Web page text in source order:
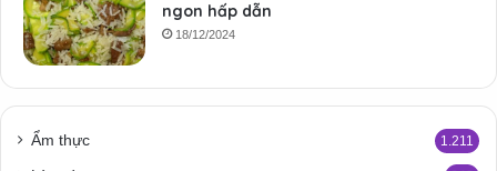
ngon hấp dẫn
18/12/2024
Ẩm thực 1.211